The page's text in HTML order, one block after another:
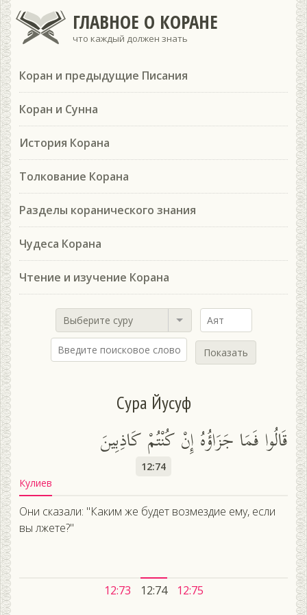
ГЛАВНОЕ О КОРАНЕ
что каждый должен знать
Коран и предыдущие Писания
Коран и Сунна
История Корана
Толкование Корана
Разделы коранического знания
Чудеса Корана
Чтение и изучение Корана
Выберите суру
Показать
Сура Йусуф
قَالُوا فَمَا جَزَاؤُهُ إِنْ كُنْتُمْ كَاذِبِينَ
12:74
Кулиев
Они сказали: "Каким же будет возмездие ему, если
вы лжете?"
12:73 12:74 12:75